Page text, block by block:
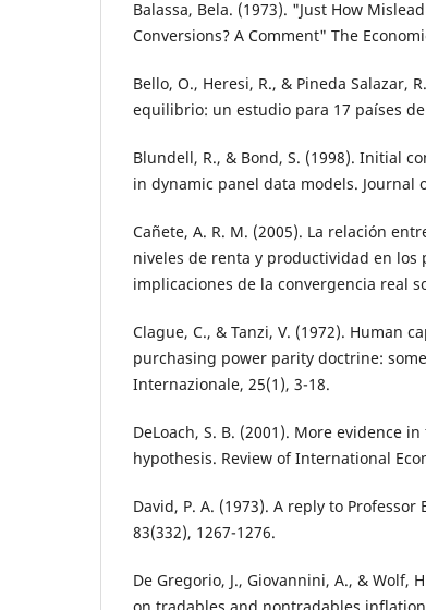
Balassa, Bela. (1973). "Just How
Conversions? A Comment" The
Bello, O., Heresi, R., & Pineda Salazar,
equilibrio: un estudio para 17 países de
Blundell, R., & Bond, S. (1998). Initial
in dynamic panel data models. Journal
Cañete, A. R. M. (2005). La relación
niveles de renta y productividad en los
implicaciones de la convergencia real
Clague, C., & Tanzi, V. (1972). Human
purchasing power parity doctrine:
Internazionale, 25(1), 3-18.
DeLoach, S. B. (2001). More evidence
hypothesis. Review of International
David, P. A. (1973). A reply to Professor
83(332), 1267-1276.
De Gregorio, J., Giovannini, A., & Wolf,